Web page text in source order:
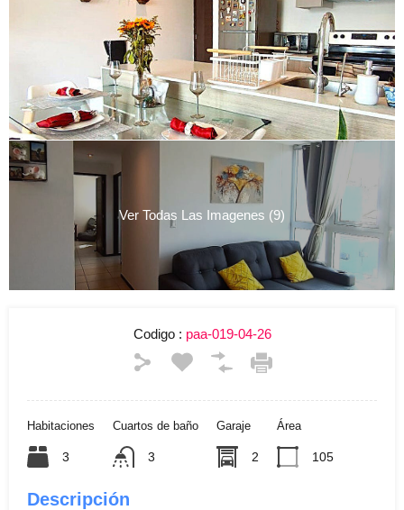
Ver Todas Las Imagenes (9)
Codigo : paa-019-04-26
Habitaciones
3
Cuartos de baño
3
Garaje
2
Área
105
Descripción